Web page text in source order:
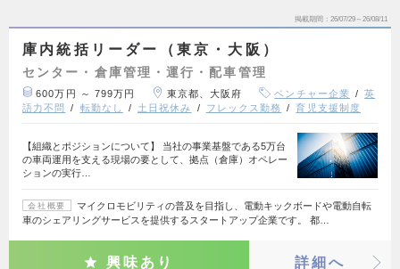
掲載期間 26/07/29～26/08/11
庫内統括リーダー（東京・大阪）
センター・倉庫管理・運行・配車管理
600万円 ～ 799万円 東京都、大阪府 ベンチャー企業
英
語力不問
転勤なし 土日祝休み フレックス勤務 育児支援制度
【組織とポジションについて】 当社の事業基盤である5万台
の車両運用を支える現場の要として、拠点（倉庫）オペレー
ションの実行…
会社概要
マイクロモビリティの普及を目指し、電動キックボードや電動自転
車のシェアリングサービスを提供するスタートアップ企業です。 都…
興味あり 詳細へ